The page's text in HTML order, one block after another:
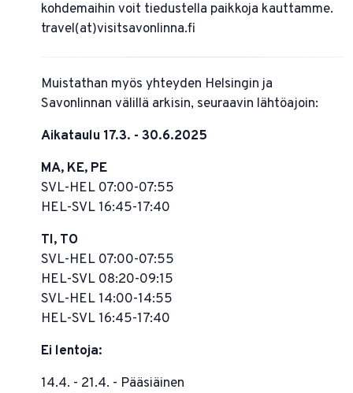
kohdemaihin voit tiedustella paikkoja kauttamme.
travel(at)visitsavonlinna.fi
Muistathan myös yhteyden Helsingin ja
Savonlinnan välillä arkisin, seuraavin lähtöajoin:
Aikataulu 17.3. - 30.6.2025
MA, KE, PE
SVL-HEL 07:00-07:55
HEL-SVL 16:45-17:40
TI, TO
SVL-HEL 07:00-07:55
HEL-SVL 08:20-09:15
SVL-HEL 14:00-14:55
HEL-SVL 16:45-17:40
Ei lentoja:
14.4. - 21.4. - Pääsiäinen